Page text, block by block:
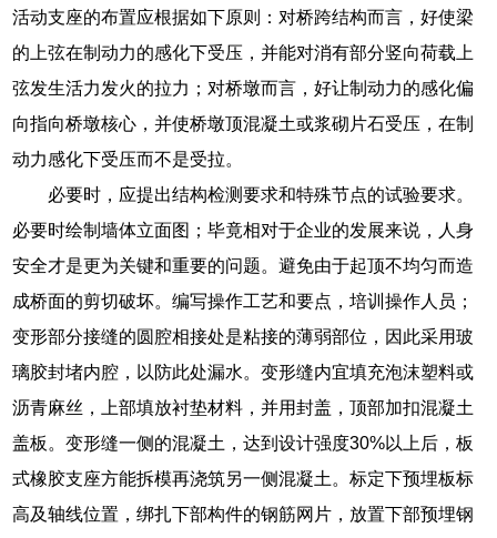
活动支座的布置应根据如下原则：对桥跨结构而言，好使梁
的上弦在制动力的感化下受压，并能对消有部分竖向荷载上
弦发生活力发火的拉力；对桥墩而言，好让制动力的感化偏
向指向桥墩核心，并使桥墩顶混凝土或浆砌片石受压，在制
动力感化下受压而不是受拉。
必要时，应提出结构检测要求和特殊节点的试验要求。
必要时绘制墙体立面图；毕竟相对于企业的发展来说，人身
安全才是更为关键和重要的问题。避免由于起顶不均匀而造
成桥面的剪切破坏。编写操作工艺和要点，培训操作人员；
变形部分接缝的圆腔相接处是粘接的薄弱部位，因此采用玻
璃胶封堵内腔，以防此处漏水。变形缝内宜填充泡沫塑料或
沥青麻丝，上部填放衬垫材料，并用封盖，顶部加扣混凝土
盖板。变形缝一侧的混凝土，达到设计强度30%以上后，板
式橡胶支座方能拆模再浇筑另一侧混凝土。标定下预埋板标
高及轴线位置，绑扎下部构件的钢筋网片，放置下部预埋钢